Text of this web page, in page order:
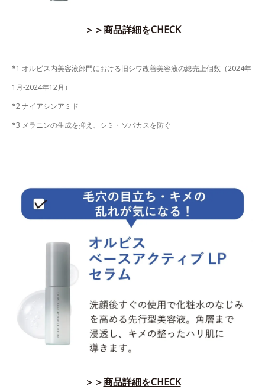
＞＞商品詳細をCHECK
*1 オルビス内美容液部門における旧シワ改善美容液の総売上個数（2024年
1月-2024年12月）
*2 ナイアシンアミド
*3 メラニンの生成を抑え、シミ・ソバカスを防ぐ
＞＞商品詳細をCHECK